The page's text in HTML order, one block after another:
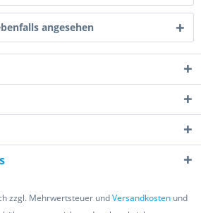
angesehen
zzgl. Mehrwertsteuer undVersandkostenund